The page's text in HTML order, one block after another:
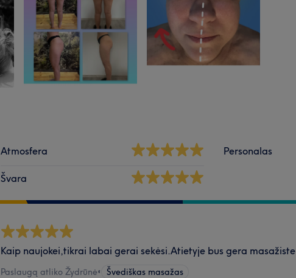
Atmosfera
Švara
Personalas
Kaip naujokei,tikrai labai gerai sekėsi.Atietyje bus gera masažiste
Paslaugą atliko Žydrūnė• Švediškas masažas